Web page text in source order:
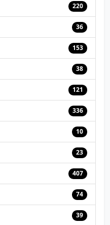
220
36
153
38
121
336
10
23
407
74
39